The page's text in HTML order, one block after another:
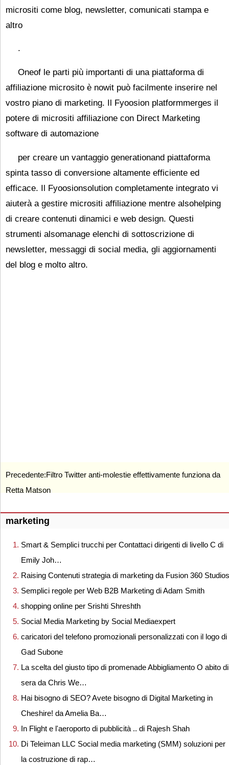
micrositi come blog, newsletter, comunicati stampa e
altro
.
Oneof le parti più importanti di una piattaforma di
affiliazione microsito è nowit può facilmente inserire nel
vostro piano di marketing. Il Fyoosion platformmerges il
potere di micrositi affiliazione con Direct Marketing
software di automazione
per creare un vantaggio generationand piattaforma
spinta tasso di conversione altamente efficiente ed
efficace. Il Fyoosionsolution completamente integrato vi
aiuterà a gestire micrositi affiliazione mentre alsohelping
di creare contenuti dinamici e web design. Questi
strumenti alsomanage elenchi di sottoscrizione di
newsletter, messaggi di social media, gli aggiornamenti
del blog e molto altro.
Precedente:Filtro Twitter anti-molestie effettivamente funziona da
Retta Matson
marketing
Smart & Semplici trucchi per Contattaci dirigenti di livello C di
Emily Joh…
Raising Contenuti strategia di marketing da Fusion 360 Studios
Semplici regole per Web B2B Marketing di Adam Smith
shopping online per Srishti Shreshth
Social Media Marketing by Social Mediaexpert
caricatori del telefono promozionali personalizzati con il logo di
Gad Subone
La scelta del giusto tipo di promenade Abbigliamento O abito di
sera da Chris We…
Hai bisogno di SEO? Avete bisogno di Digital Marketing in
Cheshire! da Amelia Ba…
In Flight e l'aeroporto di pubblicità .. di Rajesh Shah
Di Teleiman LLC Social media marketing (SMM) soluzioni per
la costruzione di rap…